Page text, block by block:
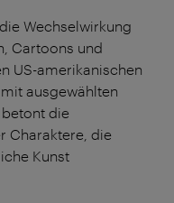
Wechselwirkung
Cartoons und
US-amerikanischen
ausgewählten
die
Charaktere, die
Kunst